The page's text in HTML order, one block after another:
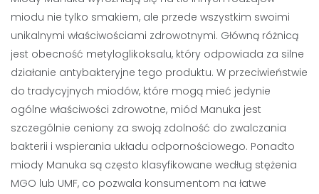
miodu nie tylko smakiem, ale przede wszystkim swoimi
unikalnymi właściwościami zdrowotnymi. Główną różnicą
jest obecność metyloglikoksalu, który odpowiada za silne
działanie antybakteryjne tego produktu. W przeciwieństwie
do tradycyjnych miodów, które mogą mieć jedynie
ogólne właściwości zdrowotne, miód Manuka jest
szczególnie ceniony za swoją zdolność do zwalczania
bakterii i wspierania układu odpornościowego. Ponadto
miody Manuka są często klasyfikowane według stężenia
MGO lub UMF, co pozwala konsumentom na łatwe